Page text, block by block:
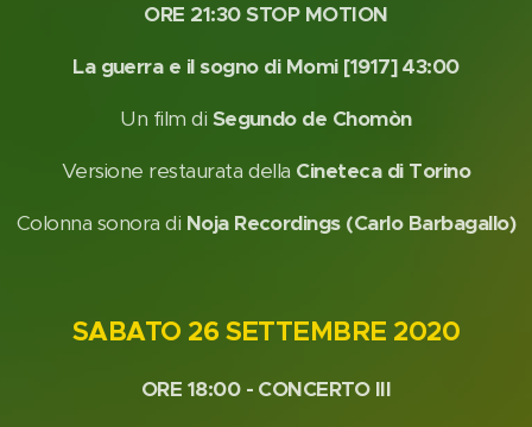
ORE 21:30STOP MOTION
La guerra e il sogno di Momi [1917] 43:00
Un film di Segundo de Chomòn
Versione restaurata della Cineteca di Torino
Colonna sonora di Noja Recordings (Carlo Barbagallo)
SABATO 26 SETTEMBRE 2020
ORE 18:00 - CONCERTO III